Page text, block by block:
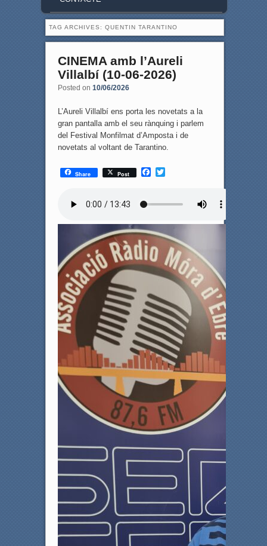
TAG ARCHIVES: QUENTIN TARANTINO
CINEMA amb l’Aureli
Villalbí (10-06-2026)
Posted on 10/06/2026
L’Aureli Villalbí ens porta les novetats a la
gran pantalla amb el seu rànquing i parlem
del Festival Monfilmat d’Amposta i de
novetats al voltant de Tarantino.
Share Post
F
o
k
T